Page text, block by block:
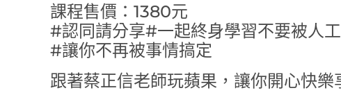
課程售價：1380元
#認同請分享#一起終身學習不要被人
#讓你不再被事情搞定
跟著蔡正信老師玩蘋果，讓你開心快樂